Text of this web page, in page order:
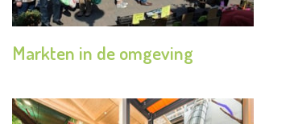
Markten in de omgeving